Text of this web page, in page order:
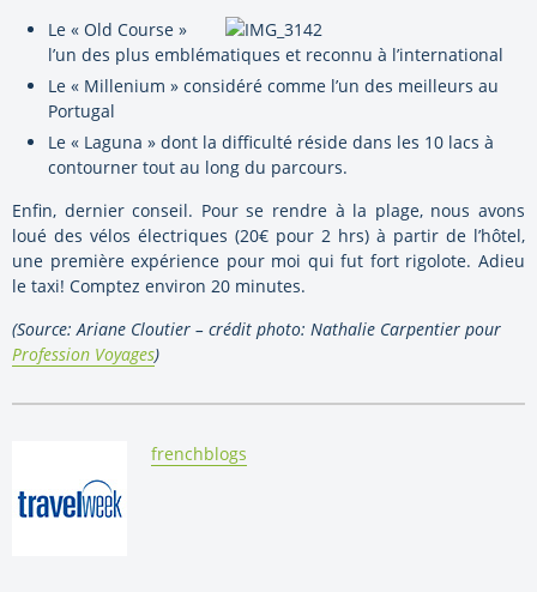
Le « Old Course »
l’un des plus emblématiques et reconnu à l’international
Le « Millenium » considéré comme l’un des meilleurs au
Portugal
Le « Laguna » dont la difficulté réside dans les 10 lacs à
contourner tout au long du parcours.
Enfin, dernier conseil. Pour se rendre à la plage, nous avons
loué des vélos électriques (20€ pour 2 hrs) à partir de l’hôtel,
une première expérience pour moi qui fut fort rigolote. Adieu
le taxi! Comptez environ 20 minutes.
(Source: Ariane Cloutier – crédit photo: Nathalie Carpentier pour
Profession Voyages)
By:
frenchblogs